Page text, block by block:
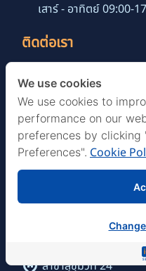
เสาร์ - อาทิตย์ 09:00-
ติดต่อเรา
เขตคลองเตย กรุงเทพมหา
เยี่ยมชมเว็ปไซต์
i-Store
i-StoreGo
สาขาสุขุมวิท 24
We use cookies
We use cookies to
performance on our
preferences by clicking
Preferences". Cookie